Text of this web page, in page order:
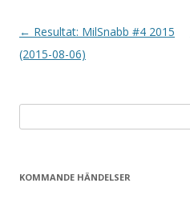
I
n
← Resultat: MilSnabb #4 2015
(2015-08-06)
efter:
KOMMANDE HÄNDELSER